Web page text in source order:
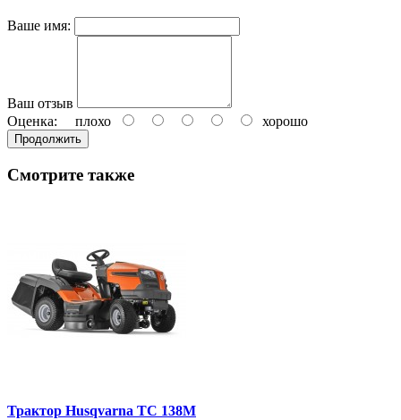
Ваше имя:
Ваш отзыв
Оценка: плохо хорошо
Продолжить
Смотрите также
Трактор Husqvarna ТС 138М